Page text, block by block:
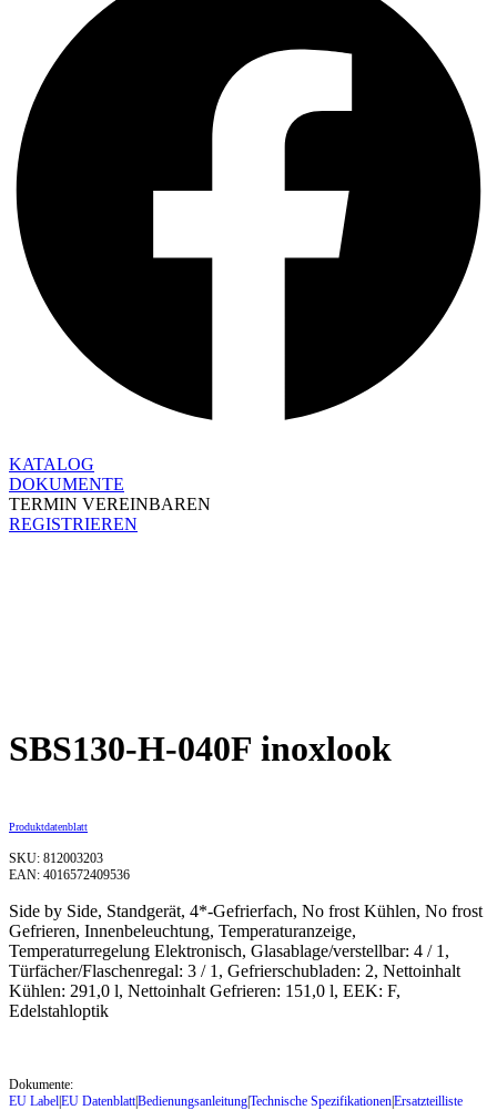
KATALOG
DOKUMENTE
TERMIN VEREINBAREN
REGISTRIEREN
SBS130-H-040F inoxlook
Produktdatenblatt
SKU: 812003203
EAN: 4016572409536
Side by Side, Standgerät, 4*-Gefrierfach, No frost Kühlen, No frost
Gefrieren, Innenbeleuchtung, Temperaturanzeige,
Temperaturregelung Elektronisch, Glasablage/verstellbar: 4 / 1,
Türfächer/Flaschenregal: 3 / 1, Gefrierschubladen: 2, Nettoinhalt
Kühlen: 291,0 l, Nettoinhalt Gefrieren: 151,0 l, EEK: F,
Edelstahloptik
Dokumente:
EU Label|EU Datenblatt|Bedienungsanleitung|Technische Spezifikationen|Ersatzteilliste